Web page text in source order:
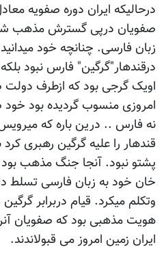
درحالیکه ایران دوره صفویه
صفویان درپی گسترش مذهب
زبان فارسی. چنانچه خود
درقندهار"گرگین" فارس نبود
اویک گرجی بود که ازطرف دولت
امروزی منسوب گردیده بود خود
نه فارس .. درین باره که
قندهار را علیه گرگین رهبری
پشتو نبود. آنجا جنگ مذهب
خان خود به زبان فارسی تسلط
وتکلم میکرد. قیام دربرابر
هویت مذهبی بود که صفویان
ایران زمین امروز می قبولاندند.